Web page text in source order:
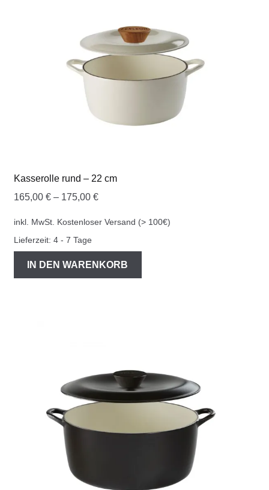
COOKWARE FERLEON
ZUBEHÖR FERLEON
ÜBER UNS
Kasserolle rund – 22 cm
165,00 €– 175,00 €
inkl. MwSt. Kostenloser Versand (> 100€)
Lieferzeit: 4 - 7 Tage
IN DEN WARENKORB